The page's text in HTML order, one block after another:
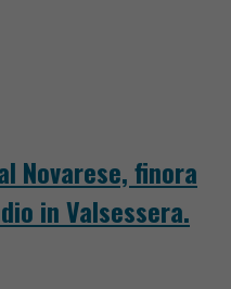
Novarese, finora
in Valsessera.